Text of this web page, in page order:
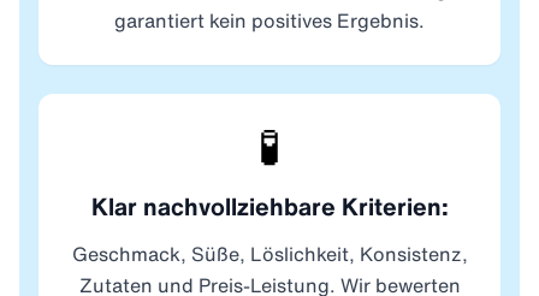
garantiert kein positives Ergebnis.
🧪
Klar nachvollziehbare Kriterien:
Geschmack, Süße, Löslichkeit, Konsistenz,
Zutaten und Preis-Leistung. Wir bewerten